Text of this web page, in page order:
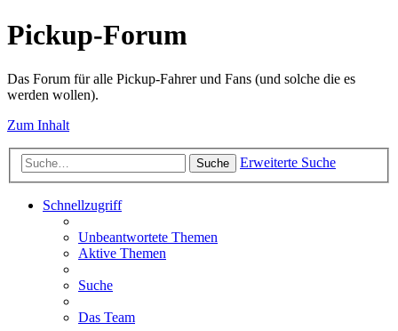
Pickup-Forum
Das Forum für alle Pickup-Fahrer und Fans (und solche die es
werden wollen).
Zum Inhalt
Suche Erweiterte Suche
Schnellzugriff
Unbeantwortete Themen
Aktive Themen
Suche
Das Team